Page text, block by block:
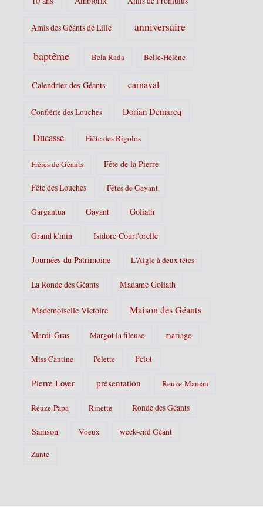
Amis des Géants de Lille anniversaire
baptême Bela Rada Belle-Hélène
Calendrier des Géants carnaval
Confrérie des Louches Dorian Demarcq
Ducasse Fiète des Rigolos
Frères de Géants Fête de la Pierre
Fête des Louches Fêtes de Gayant
Gargantua Gayant Goliath
Grand k'min Isidore Court'orelle
Journées du Patrimoine L'Aigle à deux têtes
La Ronde des Géants Madame Goliath
Mademoiselle Victoire Maison des Géants
Mardi-Gras Margot la fileuse mariage
Miss Cantine Pelette Pelot
Pierre Loyer présentation Reuze-Maman
Reuze-Papa Rinette Ronde des Géants
Samson Voeux week-end Géant
Zante